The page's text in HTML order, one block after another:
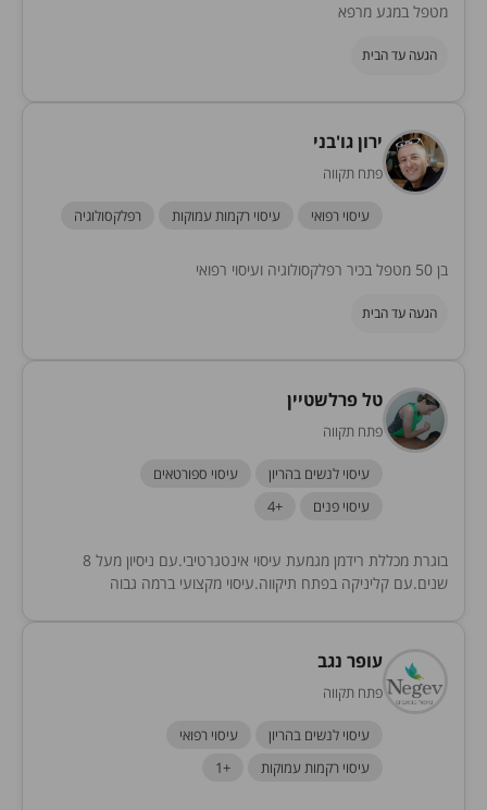
מטפל במגע מרפא
הגעה עד הבית
ירון גו'בני
פתח תקווה
עיסוי רפואי עיסוי רקמות עמוקות רפלקסולוגיה
בן 50 מטפל בכיר רפלקסולוגיה ועיסוי רפואי
הגעה עד הבית
טל פרלשטיין
פתח תקווה
עיסוי לנשים בהריון
עיסוי ספורטאים
עיסוי פנים
+4
בוגרת מכללת רידמן מגמעת עיסוי אינטגרטיבי.עם ניסיון מעל 8
שנים.עם קליניקה בפתח תיקווה.עיסוי מקצועי ברמה גבוה
עופר נגב
פתח תקווה
עיסוי לנשים בהריון
עיסוי רפואי
עיסוי רקמות עמוקות
+1